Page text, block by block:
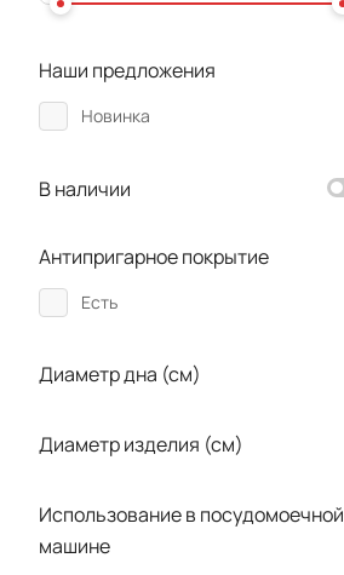
Наши предложения
Новинка
В наличии
Антипригарное покрытие
Есть
Диаметр дна (см)
Диаметр изделия (см)
Использование в посудомоечной
машине